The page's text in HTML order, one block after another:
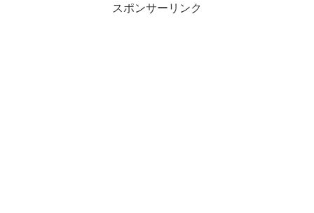
スポンサーリンク